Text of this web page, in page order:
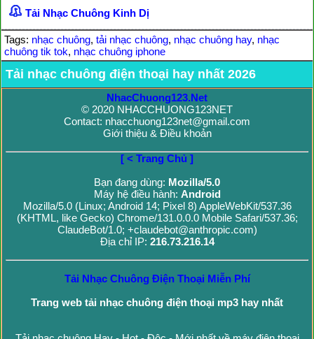
Tải Nhạc Chuông Kinh Dị
Tags: nhạc chuông, tải nhạc chuông, nhạc chuông hay, nhạc
chuông tik tok, nhạc chuông iphone
Tải nhạc chuông điện thoại hay nhất 2026
NhacChuong123.Net
© 2020 NHACCHUONG123NET
Contact: nhacchuong123net@gmail.com
Giới thiệu & Điều khoản
[ < Trang Chủ ]
Bạn đang dùng: Mozilla/5.0
Máy hệ điều hành: Android
Mozilla/5.0 (Linux; Android 14; Pixel 8) AppleWebKit/537.36
(KHTML, like Gecko) Chrome/131.0.0.0 Mobile Safari/537.36;
ClaudeBot/1.0; +claudebot@anthropic.com)
Địa chỉ IP: 216.73.216.14
Tải Nhạc Chuông Điện Thoại Miễn Phí
Trang web tải nhạc chuông điện thoại mp3 hay nhất